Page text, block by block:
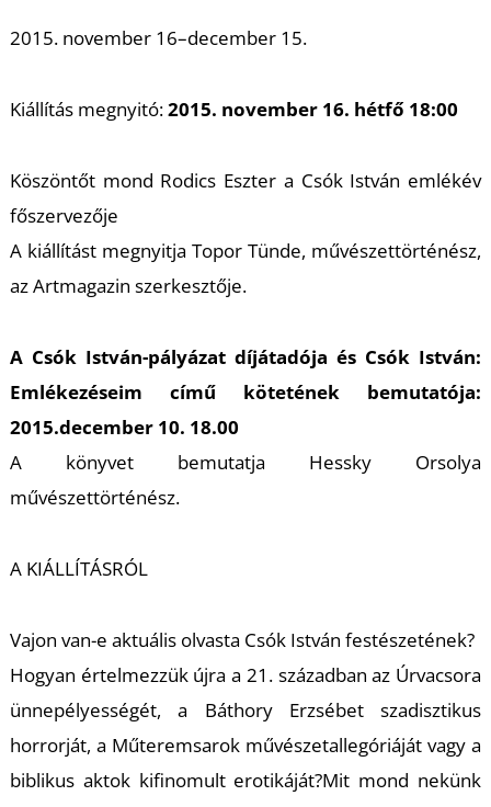
2015. november 16–december 15.
Kiállítás megnyitó:2015. november 16. hétfő 18:00
Köszöntőt mond Rodics Eszter a Csók István emlékév
főszervezője
A kiállítást megnyitja Topor Tünde, művészettörténész,
az Artmagazin szerkesztője.
A Csók István-pályázat díjátadója és Csók István:
Emlékezéseim című kötetének bemutatója:
2015.december 10. 18.00
A könyvet bemutatja Hessky Orsolya
művészettörténész.
A KIÁLLÍTÁSRÓL
Vajon van-e aktuális olvasta Csók István festészetének?
Hogyan értelmezzük újra a 21. században az Úrvacsora
ünnepélyességét, a Báthory Erzsébet szadisztikus
horrorját, a Műteremsarok művészetallegóriáját vagy a
biblikus aktok kifinomult erotikáját?Mit mond nekünk